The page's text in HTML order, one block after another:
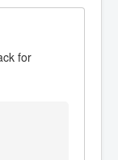
for